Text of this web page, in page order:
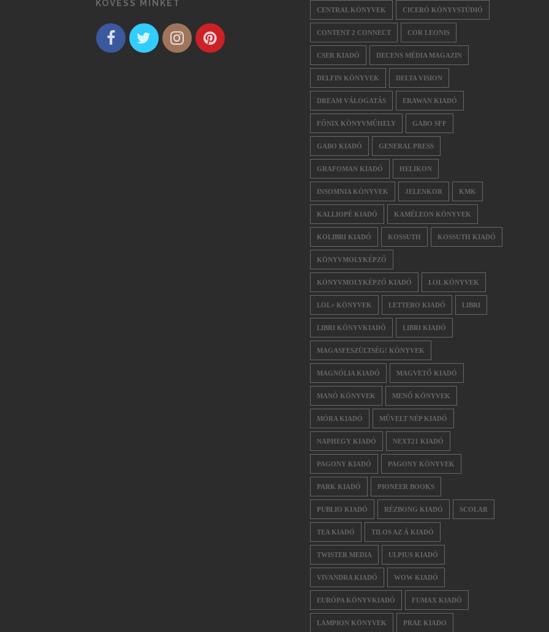
KÖVESS MINKET
CENTRAL KÖNYVEK CICERÓ KÖNYVSTÚDIÓ
CONTENT 2 CONNECT COR LEONIS
CSER KIADÓ DECENS MÉDIA MAGAZIN
DELFIN KÖNYVEK DELTA VISION
DREAM VÁLOGATÁS ERAWAN KIADÓ
FŐNIX KÖNYVMŰHELY GABO SFF
GABO KIADÓ GENERAL PRESS
GRAFOMAN KIADÓ HELIKON
INSOMNIA KÖNYVEK JELENKOR KMK
KALLIOPÉ KIADÓ KAMÉLEON KÖNYVEK
KOLIBRI KIADÓ KOSSUTH KOSSUTH KIADÓ
KÖNYVMOLYKÉPZŐ
KÖNYVMOLYKÉPZŐ KIADÓ LOL KÖNYVEK
LOL+ KÖNYVEK LETTERO KIADÓ LIBRI
LIBRI KÖNYVKIADÓ LIBRI KIADÓ
MAGASFESZÜLTSÉG! KÖNYVEK
MAGNÓLIA KIADÓ MAGVETŐ KIADÓ
MANÓ KÖNYVEK MENŐ KÖNYVEK
MÓRA KIADÓ MŰVELT NÉP KIADÓ
NAPHEGY KIADÓ NEXT21 KIADÓ
PAGONY KIADÓ PAGONY KÖNYVEK
PARK KIADÓ PIONEER BOOKS
PUBLIO KIADÓ RÉZBONG KIADÓ SCOLAR
TEA KIADÓ TILOS AZ Á KIADÓ
TWISTER MEDIA ULPIUS KIADÓ
VIVANDRA KIADÓ WOW KIADÓ
EURÓPA KÖNYVKIADÓ FUMAX KIADÓ
LAMPION KÖNYVEK PRAE KIADO